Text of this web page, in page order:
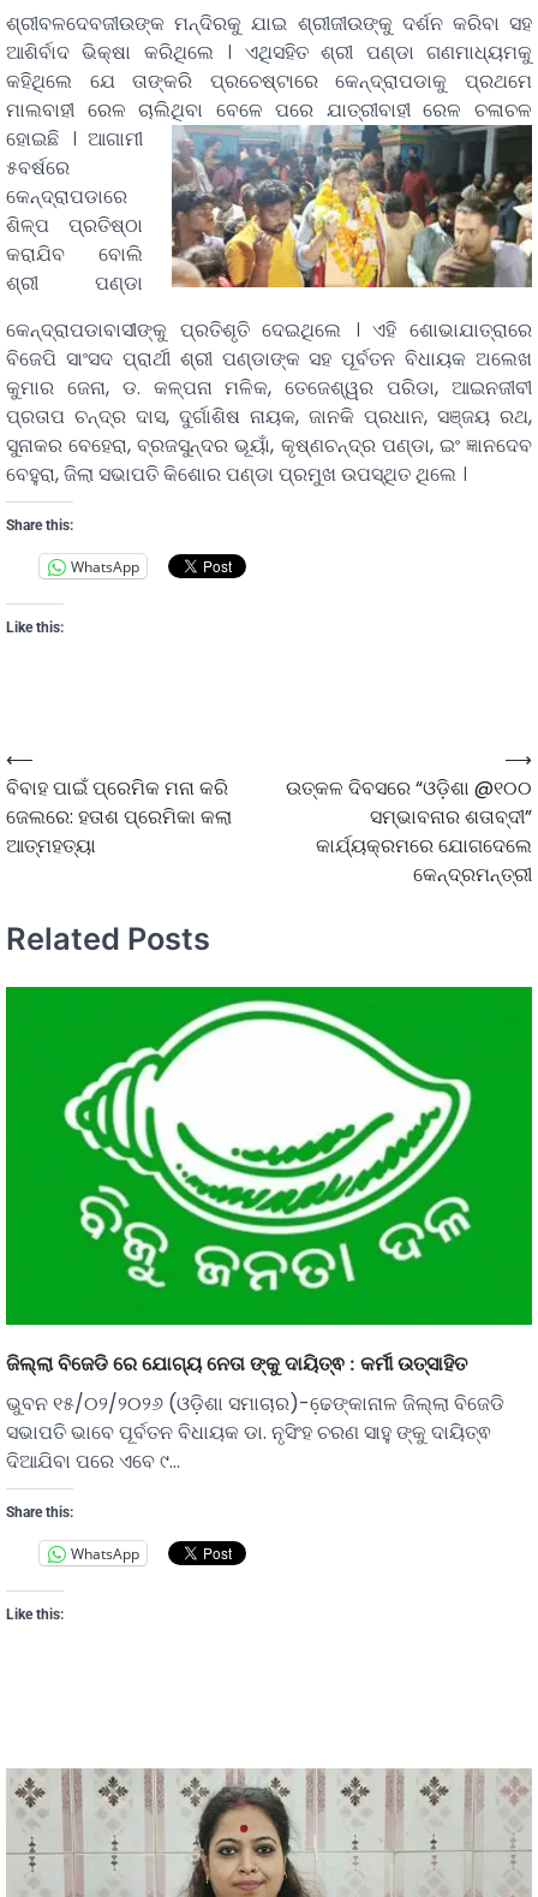
ଶ୍ରୀବଳଦେବଜୀଉଙ୍କ ମନ୍ଦିରକୁ ଯାଇ ଶ୍ରୀଜୀଉଙ୍କୁ ଦର୍ଶନ କରିବା ସହ
ଆଶିର୍ବାଦ ଭିକ୍ଷା କରିଥିଲେ । ଏଥିସହିତ ଶ୍ରୀ ପଣ୍ଡା ଗଣମାଧ୍ୟମକୁ
କହିଥିଲେ ଯେ ତାଙ୍କରି ପ୍ରଚେଷ୍ଟାରେ କେନ୍ଦ୍ରାପଡାକୁ ପ୍ରଥମେ
ମାଲବାହୀ ରେଳ ଚାଲିଥିବା ବେଳେ ପରେ ଯାତ୍ରୀବାହୀରେଳ ଚଳାଚଳ
ହୋଇଛି । ଆଗାମୀ
୫ବର୍ଷରେ
କେନ୍ଦ୍ରାପଡାରେ
ଶିଳ୍ପ ପ୍ରତିଷ୍ଠା
କରାଯିବ ବୋଲି
ଶ୍ରୀ ପଣ୍ଡା
କେନ୍ଦ୍ରାପଡାବାସୀଙ୍କୁ ପ୍ରତିଶୃତି ଦେଇଥିଲେ । ଏହି ଶୋଭାଯାତ୍ରାରେ
ବିଜେପି ସାଂସଦ ପ୍ରାର୍ଥୀ ଶ୍ରୀ ପଣ୍ଡାଙ୍କ ସହ ପୂର୍ବତନ ବିଧାୟକ ଅଲେଖ
କୁମାର ଜେନା, ଡ. କଳ୍ପନା ମଳିକ, ତେଜେଶ୍ୱର ପରିଡା, ଆଇନଜୀବୀ
ପ୍ରତାପ ଚନ୍ଦ୍ର ଦାସ, ଦୁର୍ଗାଶିଷ ନାୟକ, ଜାନକି ପ୍ରଧାନ, ସଞ୍ଜୟ ରଥ,
ସୁନାକର ବେହେରା, ବ୍ରଜସୁନ୍ଦର ଭୂୟାଁ, କୃଷ୍ଣଚନ୍ଦ୍ର ପଣ୍ଡା, ଇଂ ଜ୍ଞାନଦେବ
ବେହୁରା, ଜିଲା ସଭାପତି କିଶୋର ପଣ୍ଡା ପ୍ରମୁଖ ଉପସ୍ଥିତ ଥିଲେ ।
Share this:
WhatsApp
Like this:
⟵
ବିବାହ ପାଇଁ ପ୍ରେମିକ ମନା କରି
ଜେଲରେ: ହତାଶ ପ୍ରେମିକା କଲା
ଆତ୍ମହତ୍ୟା
ଉତ୍କଳ ଦିବସରେ “ଓଡ଼ିଶା @୧୦୦
ସମ୍ଭାବନାର ଶତାବ୍ଦୀ”
କାର୍ଯ୍ୟକ୍ରମରେ ଯୋଗଦେଲେ
କେନ୍ଦ୍ରମନ୍ତ୍ରୀ
⟶
Related Posts
ଜିଲ୍ଲା ବିଜେଡି ରେ ଯୋଗ୍ୟ ନେତା ଙ୍କୁ ଦାୟିତ୍ଵ : କର୍ମୀ ଉତ୍ସାହିତ
ଭୁବନ ୧୫/୦୨/୨୦୨୬ (ଓଡ଼ିଶା ସମାଚାର)-ଢେ଼ଙ୍କାନାଳ ଜିଲ୍ଲା ବିଜେଡି
ସଭାପତି ଭାବେ ପୂର୍ବତନ ବିଧାୟକ ଡା. ନୃସିଂହ ଚରଣ ସାହୁ ଙ୍କୁ ଦାୟିତ୍ଵ
ଦିଆଯିବା ପରେ ଏବେ ୯…
Share this:
WhatsApp
Like this: